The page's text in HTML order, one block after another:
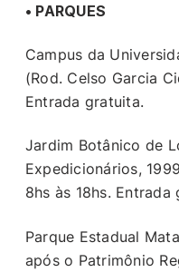
• PARQUES
Campus da
(Rod. Celso Garcia
Entrada
Jardim Botânico de
Expedicionários,
8hs às 18hs.
Parque Estadual
após o Patrimônio